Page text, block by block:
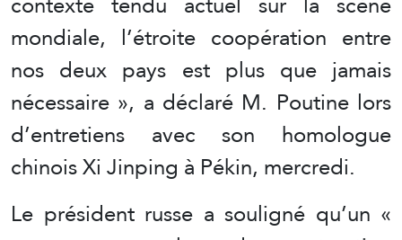
mondiale, l’étroite coopération entre
nos deux pays est plus que jamais
nécessaire », a déclaré M. Poutine lors
d’entretiens avec son homologue
chinois Xi Jinping à Pékin, mercredi.
Le président russe a souligné qu’un «